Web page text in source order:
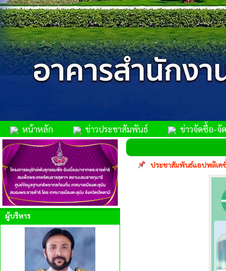
หน้าหลัก ข่าวประชาสัมพันธ์ ข่าวจัดซื้อ-จั
ผู้บริหาร
ประชาสัมพันธ์แอปพลิเค